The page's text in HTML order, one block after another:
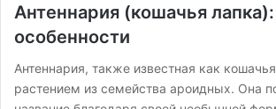
Антеннария (кошачья
особенности
Антеннария, также известная как
растением из семейства ароидных. Она